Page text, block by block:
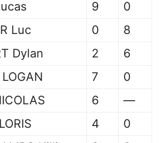
9
0
Luc 0
8
Dylan 2
6
7
0
6
—
4
0